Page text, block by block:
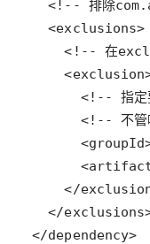
</dependency>